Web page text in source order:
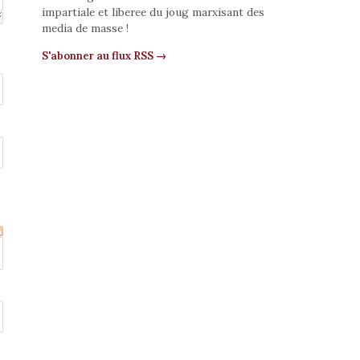
impartiale et liberee du joug marxisant des
media de masse !
S'abonner au flux RSS →